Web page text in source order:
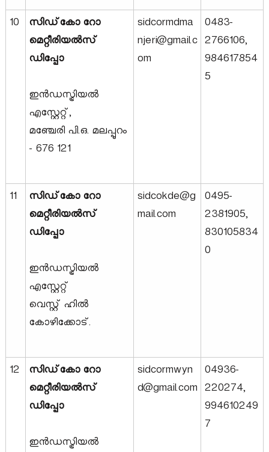
10
സിഡ്‌കോ റോ
മെറ്റീരിയൽസ്
ഡിപ്പോ
ഇൻഡസ്ട്രിയൽ
എസ്റ്റേറ്റ്,
മഞ്ചേരി പി.ഒ. മലപ്പുറം
- 676 ​​121
sidcormdma
njeri@gmail.c
om
0483-
2766106,
984617854
5
11
സിഡ്‌കോ റോ
മെറ്റീരിയൽസ്
ഡിപ്പോ
ഇൻഡസ്ട്രിയൽ
എസ്റ്റേറ്റ്
വെസ്റ്റ് ഹിൽ
കോഴിക്കോട്.
sidcokde@g
mail.com
0495-
2381905,
830105834
0
12
സിഡ്‌കോ റോ
മെറ്റീരിയൽസ്
ഡിപ്പോ
ഇൻഡസ്ട്രിയൽ
sidcormwyn
d@gmail.com
04936-
220274,
994610249
7